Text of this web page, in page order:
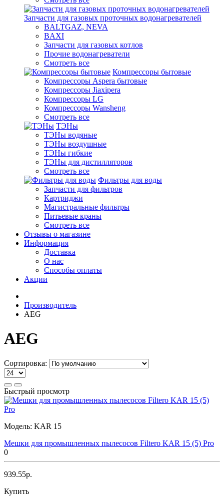
Запчасти для газовых проточных водонагревателей
BALTGAZ, NEVA
BAXI
Запчасти для газовых котлов
Прочие водонагреватели
Смотреть все
Компрессоры бытовые
Компрессоры Aspera бытовые
Компрессоры Jiaxipera
Компрессоры LG
Компрессоры Wansheng
Смотреть все
ТЭНы
ТЭНы водяные
ТЭНы воздушные
ТЭНы гибкие
ТЭНы для дистилляторов
Смотреть все
Фильтры для воды
Запчасти для фильтров
Картриджи
Магистральные фильтры
Питьевые краны
Смотреть все
Отзывы о магазине
Информация
Доставка
О нас
Способы оплаты
Акции
Производитель
AEG
AEG
Сортировка:
Быстрый просмотр
Модель: KAR 15
Мешки для промышленных пылесосов Filtero KAR 15 (5) Pro
0
939.55р.
Купить